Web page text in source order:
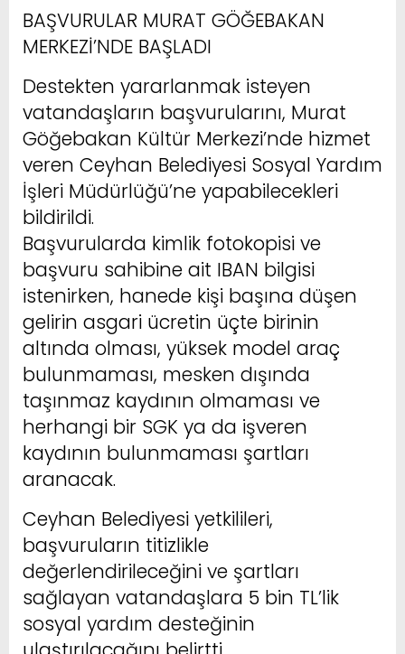
BAŞVURULAR MURAT GÖĞEBAKAN
MERKEZİ’NDE BAŞLADI
Destekten yararlanmak isteyen
vatandaşların başvurularını, Murat
Göğebakan Kültür Merkezi’nde hizmet
veren Ceyhan Belediyesi Sosyal Yardım
İşleri Müdürlüğü’ne yapabilecekleri
bildirildi.
Başvurularda kimlik fotokopisi ve
başvuru sahibine ait IBAN bilgisi
istenirken, hanede kişi başına düşen
gelirin asgari ücretin üçte birinin
altında olması, yüksek model araç
bulunmaması, mesken dışında
taşınmaz kaydının olmaması ve
herhangi bir SGK ya da işveren
kaydının bulunmaması şartları
aranacak.
Ceyhan Belediyesi yetkilileri,
başvuruların titizlikle
değerlendirileceğini ve şartları
sağlayan vatandaşlara 5 bin TL’lik
sosyal yardım desteğinin